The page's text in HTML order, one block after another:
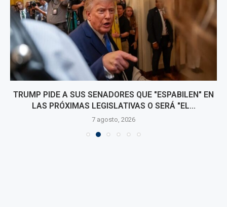
TRUMP PIDE A SUS SENADORES QUE "ESPABILEN" EN
LAS PRÓXIMAS LEGISLATIVAS O SERÁ "EL...
7 agosto, 2026